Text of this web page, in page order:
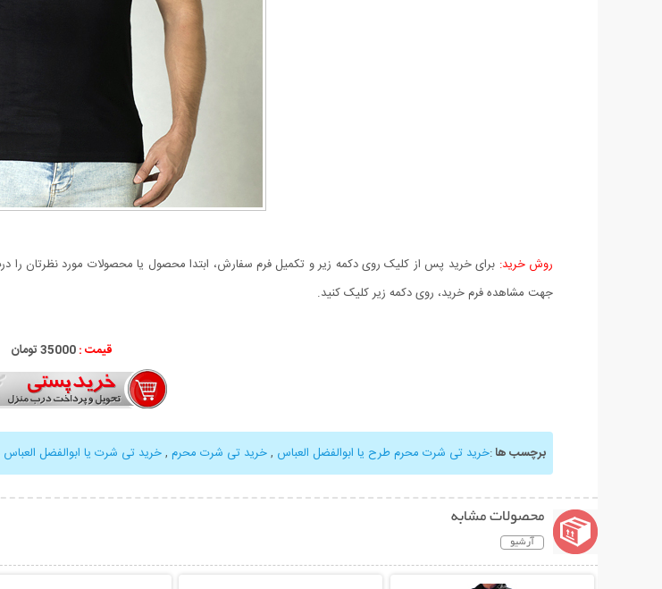
روش خرید: برای خرید پس از کلیک روی دکمه زیر و تکمیل فرم سفارش، ابتدا محصول یا محصولات مورد نظرتان را
جهت مشاهده فرم خرید، روی دکمه زیر کلیک کنید.
قیمت :35000 تومان
برچسب ها:خرید تی شرت محرم طرح یا ابوالفضل العباس ,خرید تی شرت محرم ,خرید تی شرت یا ابوالفضل العباس
محصولات مشابه
آرشیو